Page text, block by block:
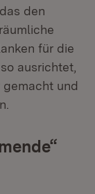
den
für die
ausrichtet,
und